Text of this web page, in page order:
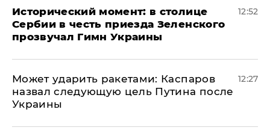
Исторический момент: в столице
Сербии в честь приезда Зеленского
прозвучал Гимн Украины
12:52
Может ударить ракетами: Каспаров
назвал следующую цель Путина после
Украины
12:27